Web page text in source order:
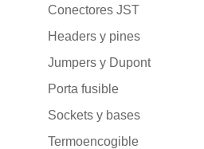
Conectores JST
Headers y pines
Jumpers y Dupont
Porta fusible
Sockets y bases
Termoencogible